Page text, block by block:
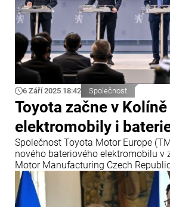
6 Září 2025 18:42 Společnost
Toyota začne v
elektromobily i
Společnost Toyota Motor Europe
nového bateriového elektromobilu v
Motor Manufacturing Czech
Na slavnostním setkání na Úřadu
to oznámili český premiér Petr
a obchodu Lukáš Vlček společně s